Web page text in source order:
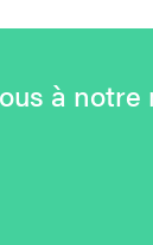
à
formulaire